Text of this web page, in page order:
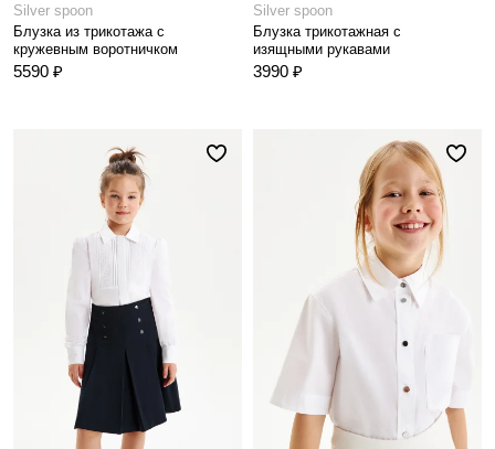
Silver spoon
Блузка из трикотажа с
кружевным воротничком
5590 ₽
Silver spoon
Блузка трикотажная с
изящными рукавами
3990 ₽